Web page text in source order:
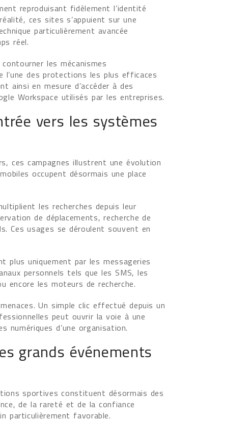
reproduisant fidèlement l’identité
ces sites s’appuient sur une
particulièrement avancée
réel.
les mécanismes
des protections les plus efficaces
ainsi en mesure d’accéder à des
Workspace utilisés par les entreprises.
vers les systèmes
ces campagnes illustrent une évolution
occupent désormais une place
les recherches depuis leur
de déplacements, recherche de
Ces usages se déroulent souvent en
plus uniquement par les messageries
personnels tels que les SMS, les
encore les moteurs de recherche.
Un simple clic effectué depuis un
peut ouvrir la voie à une
numériques d’une organisation.
grands événements
sportives constituent désormais des
de la rareté et de la confiance
particulièrement favorable.